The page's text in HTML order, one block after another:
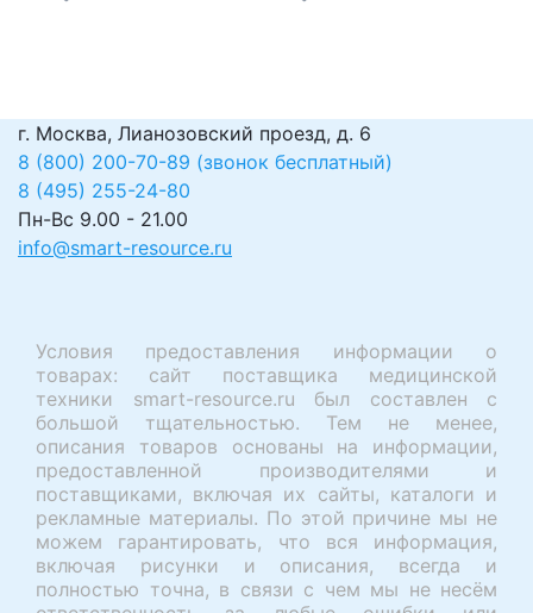
г. Москва, Лианозовский проезд, д. 6
8 (800) 200-70-89 (звонок бесплатный)
8 (495) 255-24-80
Пн-Вс 9.00 - 21.00
info@smart-resource.ru
Условия предоставления информации о
товарах: сайт поставщика медицинской
техники smart-resource.ru был составлен с
большой тщательностью. Тем не менее,
описания товаров основаны на информации,
предоставленной производителями и
поставщиками, включая их сайты, каталоги и
рекламные материалы. По этой причине мы не
можем гарантировать, что вся информация,
включая рисунки и описания, всегда и
полностью точна, в связи с чем мы не несём